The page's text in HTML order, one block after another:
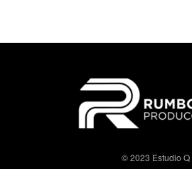
© 2023 Estudio Q